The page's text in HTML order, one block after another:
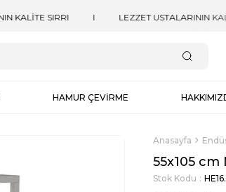
HAMUR ÇEVİRME
Anasayfa
55x105 cm
Stok Kodu